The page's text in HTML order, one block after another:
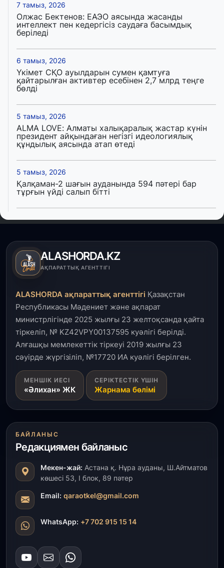
7 тамыз, 2026
Олжас Бектенов: ЕАЭО аясында жасанды
интеллект пен кедергісіз саудаға басымдық
беріледі
6 тамыз, 2026
Үкімет СҚО ауылдарын сумен қамтуға
қайтарылған активтер есебінен 2,7 млрд теңге
бөлді
5 тамыз, 2026
ALMA LOVE: Алматы халықаралық жастар күнін
президент айқындаған негізгі идеологиялық
құндылық аясында атап өтеді
5 тамыз, 2026
Қалқаман-2 шағын ауданында 594 пәтері бар
тұрғын үйді салып бітті
4 тамыз, 2026
артады – Үкімет отырысы
3 тамыз, 2026
пайдалануға берілді
3 тамыз, 2026
Қызылордада 300 орындық аурухана,
Президенттік кітапхана және жаңа театр
салынып жатыр
1 тамыз, 2026
Кинопоиск Қазақстан азаматтарының ең
танымал онлайн-кинотеатрына айналды
Ақмола облысындағы кездесуде кәсіпкерлер мен
ұстаздар «Әділет» партиясына өз ұсыныстарын
айтты
31 шілде, 2026
ҚР Президенті Орталық Азия елдеріне
ұзақмерзімді ынтымақтастық жоспарын әзірлеуді
ұсынды
31 шілде, 2026
«Ауыл аманаты»: Түркістанда 30,2 млрд теңгеге
4 223 жоба қаржыландырылды
ALASHORDA.KZ
АҚПАРАТТЫҚ АГЕНТТІГІ
ALASHORDA ақпараттық агенттігі Қазақстан
Республикасы Мәдениет және ақпарат
министрлігінде 2025 жылғы 23 желтоқсанда қайта
тіркеліп, № KZ42VPY00137595 куәлігі берілді.
Алғашқы мемлекеттік тіркеуі 2019 жылғы 23
сәуірде жүргізіліп, №17720 ИА куәлігі берілген.
МЕНШІК ИЕСІ
«Әлихан» ЖК
СЕРІКТЕСТІК ҮШІН
Жарнама бөлімі
БАЙЛАНЫС
Редакциямен байланыс
Мекен-жай: Астана қ. Нұра ауданы, Ш.Айтматов
көшесі 53, І блок, 89 пәтер
Email: qaraotkel@gmail.com
WhatsApp: +7 702 915 15 14